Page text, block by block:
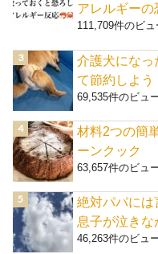
アレルギー
111,709件のビュ
介護犬になっ
て節約しよう
69,535件のビュ
材料2つの簡
ーンクック
63,657件のビュ
絶対パパには
息子が泣きな
46,263件のビュ